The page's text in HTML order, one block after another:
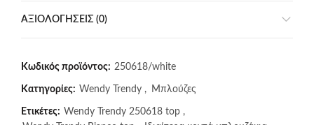
ΑΞΙΟΛΟΓΉΣΕΙΣ (0)
Κωδικός προϊόντος: 250618/white
Κατηγορίες: Wendy Trendy , Μπλούζες
Ετικέτες: Wendy Trendy 250618 top ,